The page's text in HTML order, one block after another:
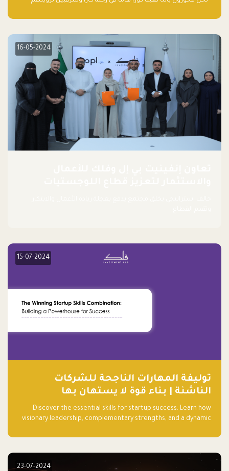
جيدًا لكوكبنا فحسب، بل إنه جيد أيضًا للأعمال”.
16-05-2024
15-07-2024
توليفة المهارات الناجحة للشركات
الناشئة | بناء قوة لا يستهان بها
Discover the essential skills for startup success. Learn how
visionary leadership, complementary strengths, and a dynamic
elevate your startup! Follow us @FalakHub
23-07-2024